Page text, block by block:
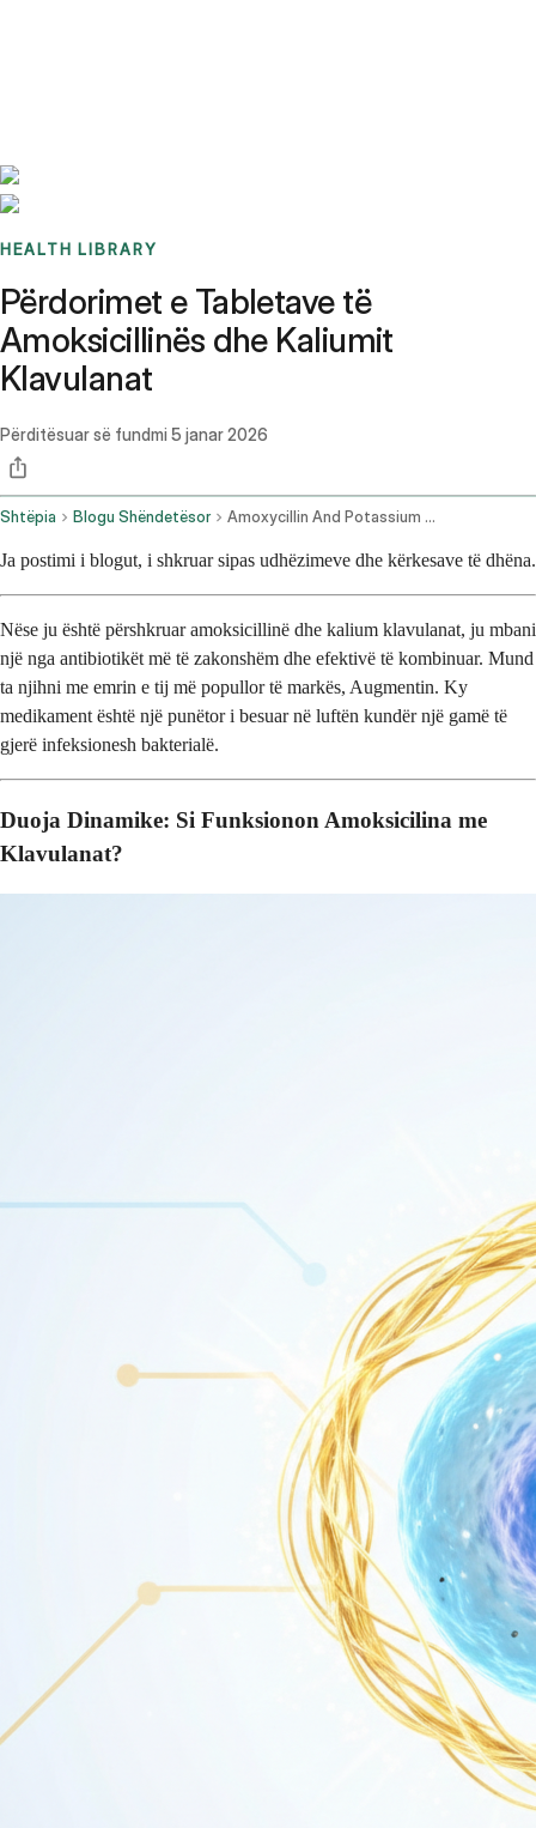
HEALTH LIBRARY
Përdorimet e Tabletave të
Amoksicillinës dhe Kaliumit
Klavulanat
Përditësuar së fundmi 5 janar 2026
Shtëpia Blogu Shëndetësor Amoxycillin And Potassium Clavulanate Tablet Uses
Ja postimi i blogut, i shkruar sipas udhëzimeve dhe kërkesave të dhëna.
Nëse ju është përshkruar amoksicillinë dhe kalium klavulanat, ju mbani
një nga antibiotikët më të zakonshëm dhe efektivë të kombinuar. Mund
ta njihni me emrin e tij më popullor të markës, Augmentin. Ky
medikament është një punëtor i besuar në luftën kundër një gamë të
gjerë infeksionesh bakterialë.
Duoja Dinamike: Si Funksionon Amoksicilina me
Klavulanat?